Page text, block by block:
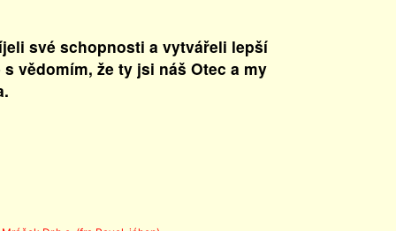
své schopnosti a vytvářeli lepší
vědomím, že ty jsi náš Otec a my